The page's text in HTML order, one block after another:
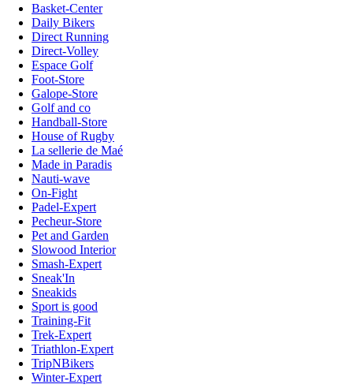
Basket-Center
Daily Bikers
Direct Running
Direct-Volley
Espace Golf
Foot-Store
Galope-Store
Golf and co
Handball-Store
House of Rugby
La sellerie de Maé
Made in Paradis
Nauti-wave
On-Fight
Padel-Expert
Pecheur-Store
Pet and Garden
Slowood Interior
Smash-Expert
Sneak'In
Sneakids
Sport is good
Training-Fit
Trek-Expert
Triathlon-Expert
TripNBikers
Winter-Expert